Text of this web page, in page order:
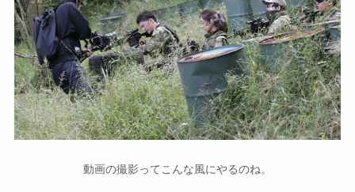
動画の撮影ってこんな風にやるのね。